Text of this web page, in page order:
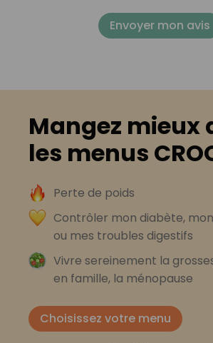
Envoyer mon avis
Mangez mieux
les menus
Perte de poids
Contrôler mon diabète,
ou mes troubles digestifs
Vivre sereinement la
en famille, la ménopause
Choisissez votre menu